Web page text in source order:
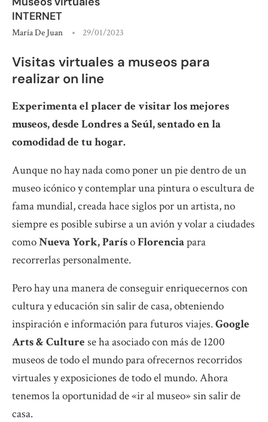
INTERNET
María De Juan 29/01/2023
Visitas virtuales a museos para
realizar on line
Experimenta el placer de visitar los mejores
museos, desde Londres a Seúl, sentado en la
comodidad de tu hogar.
Aunque no hay nada como poner un pie dentro de un
museo icónico y contemplar una pintura o escultura de
fama mundial, creada hace siglos por un artista, no
siempre es posible subirse a un avión y volar a ciudades
comoNueva York, ParísoFlorenciapara
recorrerlas personalmente.
Pero hay una manera de conseguir enriquecernos con
cultura y educación sin salir de casa, obteniendo
inspiración e información para futuros viajes.Google
Arts & Culture se ha asociado con más de 1200
museos de todo el mundo para ofrecernos recorridos
virtuales y exposiciones de todo el mundo. Ahora
tenemos la oportunidad de «ir al museo» sin salir de
casa.